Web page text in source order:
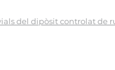
del dipòsit controlat de